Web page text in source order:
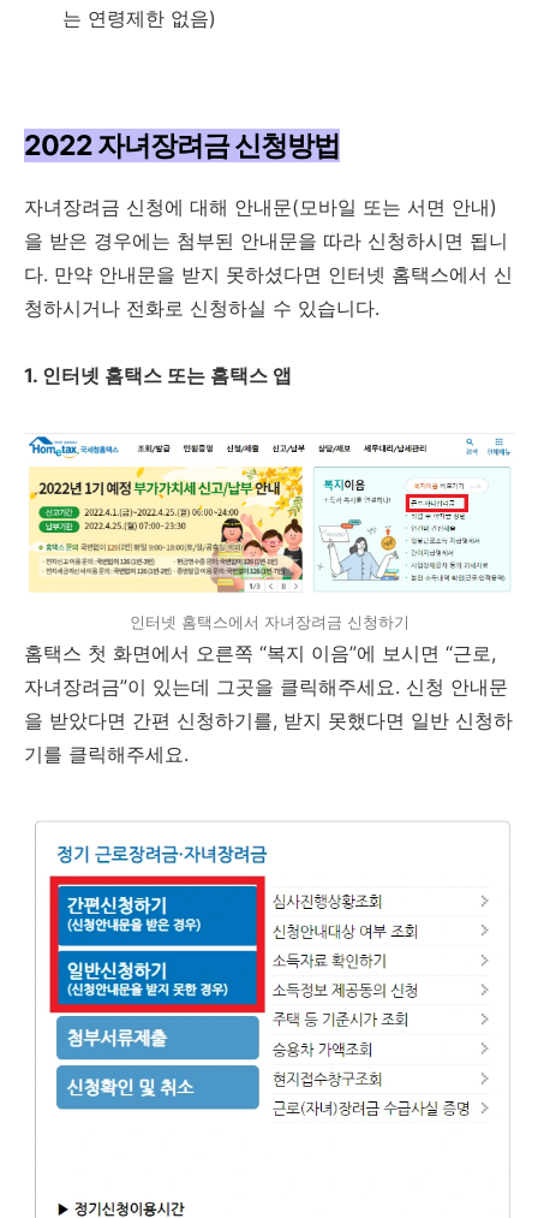
는 연령제한 없음)
2022 자녀장려금 신청방법
자녀장려금 신청에 대해 안내문(모바일 또는 서면 안내)
을 받은 경우에는 첨부된 안내문을 따라 신청하시면 됩니
다. 만약 안내문을 받지 못하셨다면 인터넷 홈택스에서 신
청하시거나 전화로 신청하실 수 있습니다.
1. 인터넷 홈택스 또는 홈택스 앱
인터넷 홈택스에서 자녀장려금 신청하기
홈택스 첫 화면에서 오른쪽 “복지 이음”에 보시면 “근로,
자녀장려금”이 있는데 그곳을 클릭해주세요. 신청 안내문
을 받았다면 간편 신청하기를, 받지 못했다면 일반 신청하
기를 클릭해주세요.